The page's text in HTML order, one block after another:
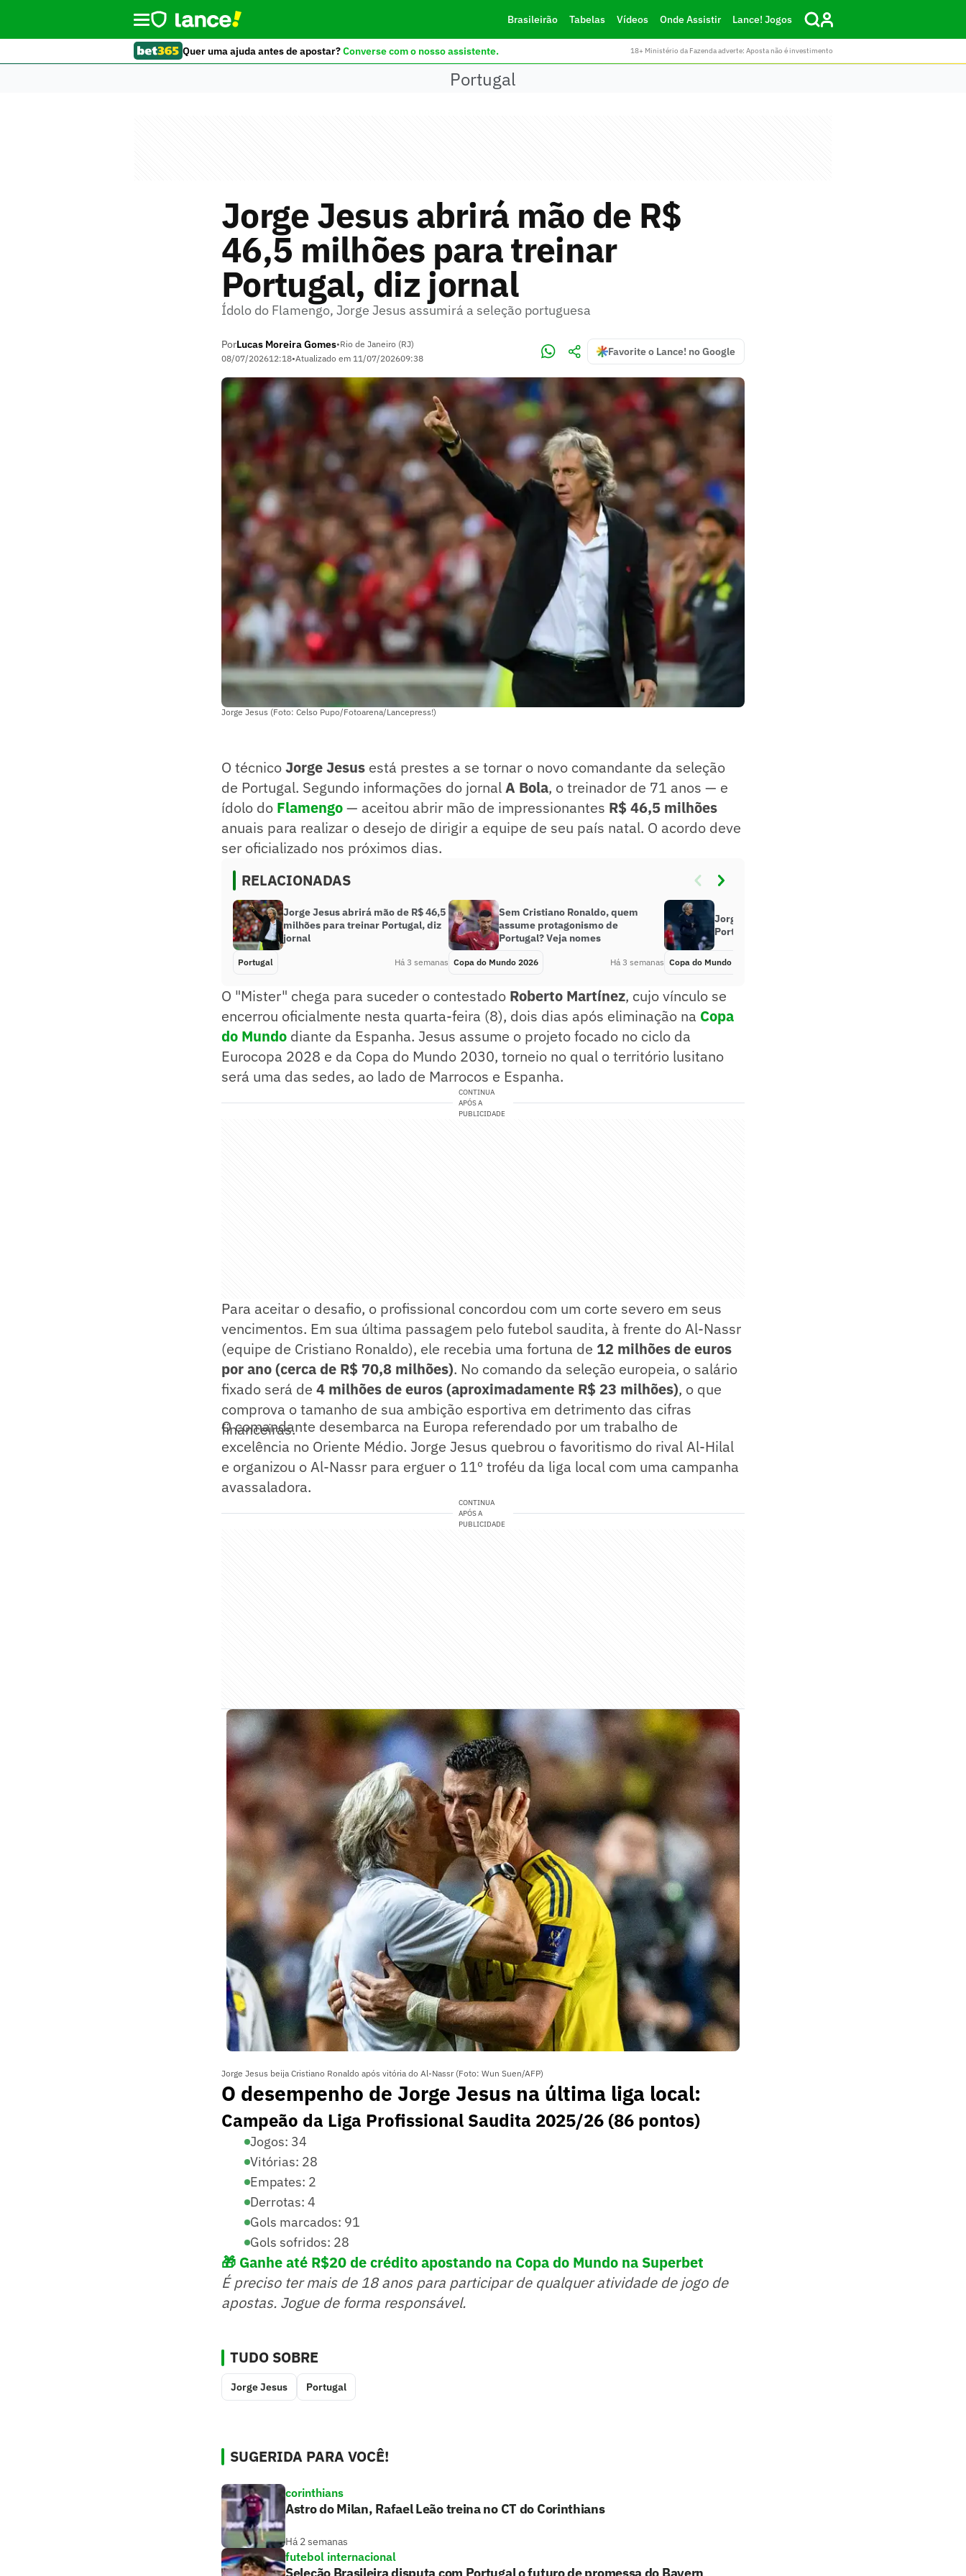
Brasileirão Tabelas Vídeos Onde Assistir Lance! Jogos
Quer uma ajuda antes de apostar?Converse com o nosso assistente. 18+ Ministério da Fazenda adverte: Aposta não é investimento
Portugal
Jorge Jesus abrirá mão de R$
46,5 milhões para treinar
Portugal, diz jornal
Ídolo do Flamengo, Jorge Jesus assumirá a seleção portuguesa
PorLucas Moreira Gomes•Rio de Janeiro (RJ)
08/07/202612:18•Atualizado em 11/07/202609:38
Favorite o Lance! no Google
Jorge Jesus (Foto: Celso Pupo/Fotoarena/Lancepress!)
O técnicoJorge Jesus está prestes a se tornar o novo comandante da seleção
de Portugal. Segundo informações do jornalA Bola, o treinador de 71 anos — e
ídolo do Flamengo— aceitou abrir mão de impressionantes R$ 46,5 milhões
anuais para realizar o desejo de dirigir a equipe de seu país natal. O acordo deve
ser oficializado nos próximos dias.
RELACIONADAS
Jorge Jesus abrirá mão de R$ 46,5
milhões para treinar Portugal, diz
jornal
Portugal Há 3 semanas
Sem Cristiano Ronaldo, quem
assume protagonismo de
Portugal? Veja nomes
Copa do Mundo 2026 Há 3 semanas
Jorge Jesus será o novo técnico de
Portugal, diz jornal ‘A Bola’
Copa do Mundo 2026
O "Mister" chega para suceder o contestado Roberto Martínez, cujo vínculo se
encerrou oficialmente nesta quarta-feira (8), dois dias após eliminação na Copa
do Mundo diante da Espanha. Jesus assume o projeto focado no ciclo da
Eurocopa 2028 e da Copa do Mundo 2030, torneio no qual o território lusitano
será uma das sedes, ao lado de Marrocos e Espanha.
CONTINUA
APÓS A
PUBLICIDADE
Para aceitar o desafio, o profissional concordou com um corte severo em seus
vencimentos. Em sua última passagem pelo futebol saudita, à frente do Al-Nassr
(equipe de Cristiano Ronaldo), ele recebia uma fortuna de 12 milhões de euros
por ano (cerca de R$ 70,8 milhões). No comando da seleção europeia, o salário
fixado será de 4 milhões de euros (aproximadamente R$ 23 milhões), o que
comprova o tamanho de sua ambição esportiva em detrimento das cifras
financeiras.
O comandante desembarca na Europa referendado por um trabalho de
excelência no Oriente Médio. Jorge Jesus quebrou o favoritismo do rival Al-Hilal
e organizou o Al-Nassr para erguer o 11º troféu da liga local com uma campanha
avassaladora.
CONTINUA
APÓS A
PUBLICIDADE
Jorge Jesus beija Cristiano Ronaldo após vitória do Al-Nassr (Foto: Wun Suen/AFP)
O desempenho de Jorge Jesus na última liga local:
Campeão da Liga Profissional Saudita 2025/26 (86 pontos)
Jogos: 34
Vitórias: 28
Empates: 2
Derrotas: 4
Gols marcados: 91
Gols sofridos: 28
🎁 Ganhe até R$20 de crédito apostando na Copa do Mundo na Superbet
É preciso ter mais de 18 anos para participar de qualquer atividade de jogo de
apostas. Jogue de forma responsável.
TUDO SOBRE
Jorge Jesus Portugal
SUGERIDA PARA VOCÊ!
corinthians
Astro do Milan, Rafael Leão treina no CT do Corinthians
Há 2 semanas
futebol internacional